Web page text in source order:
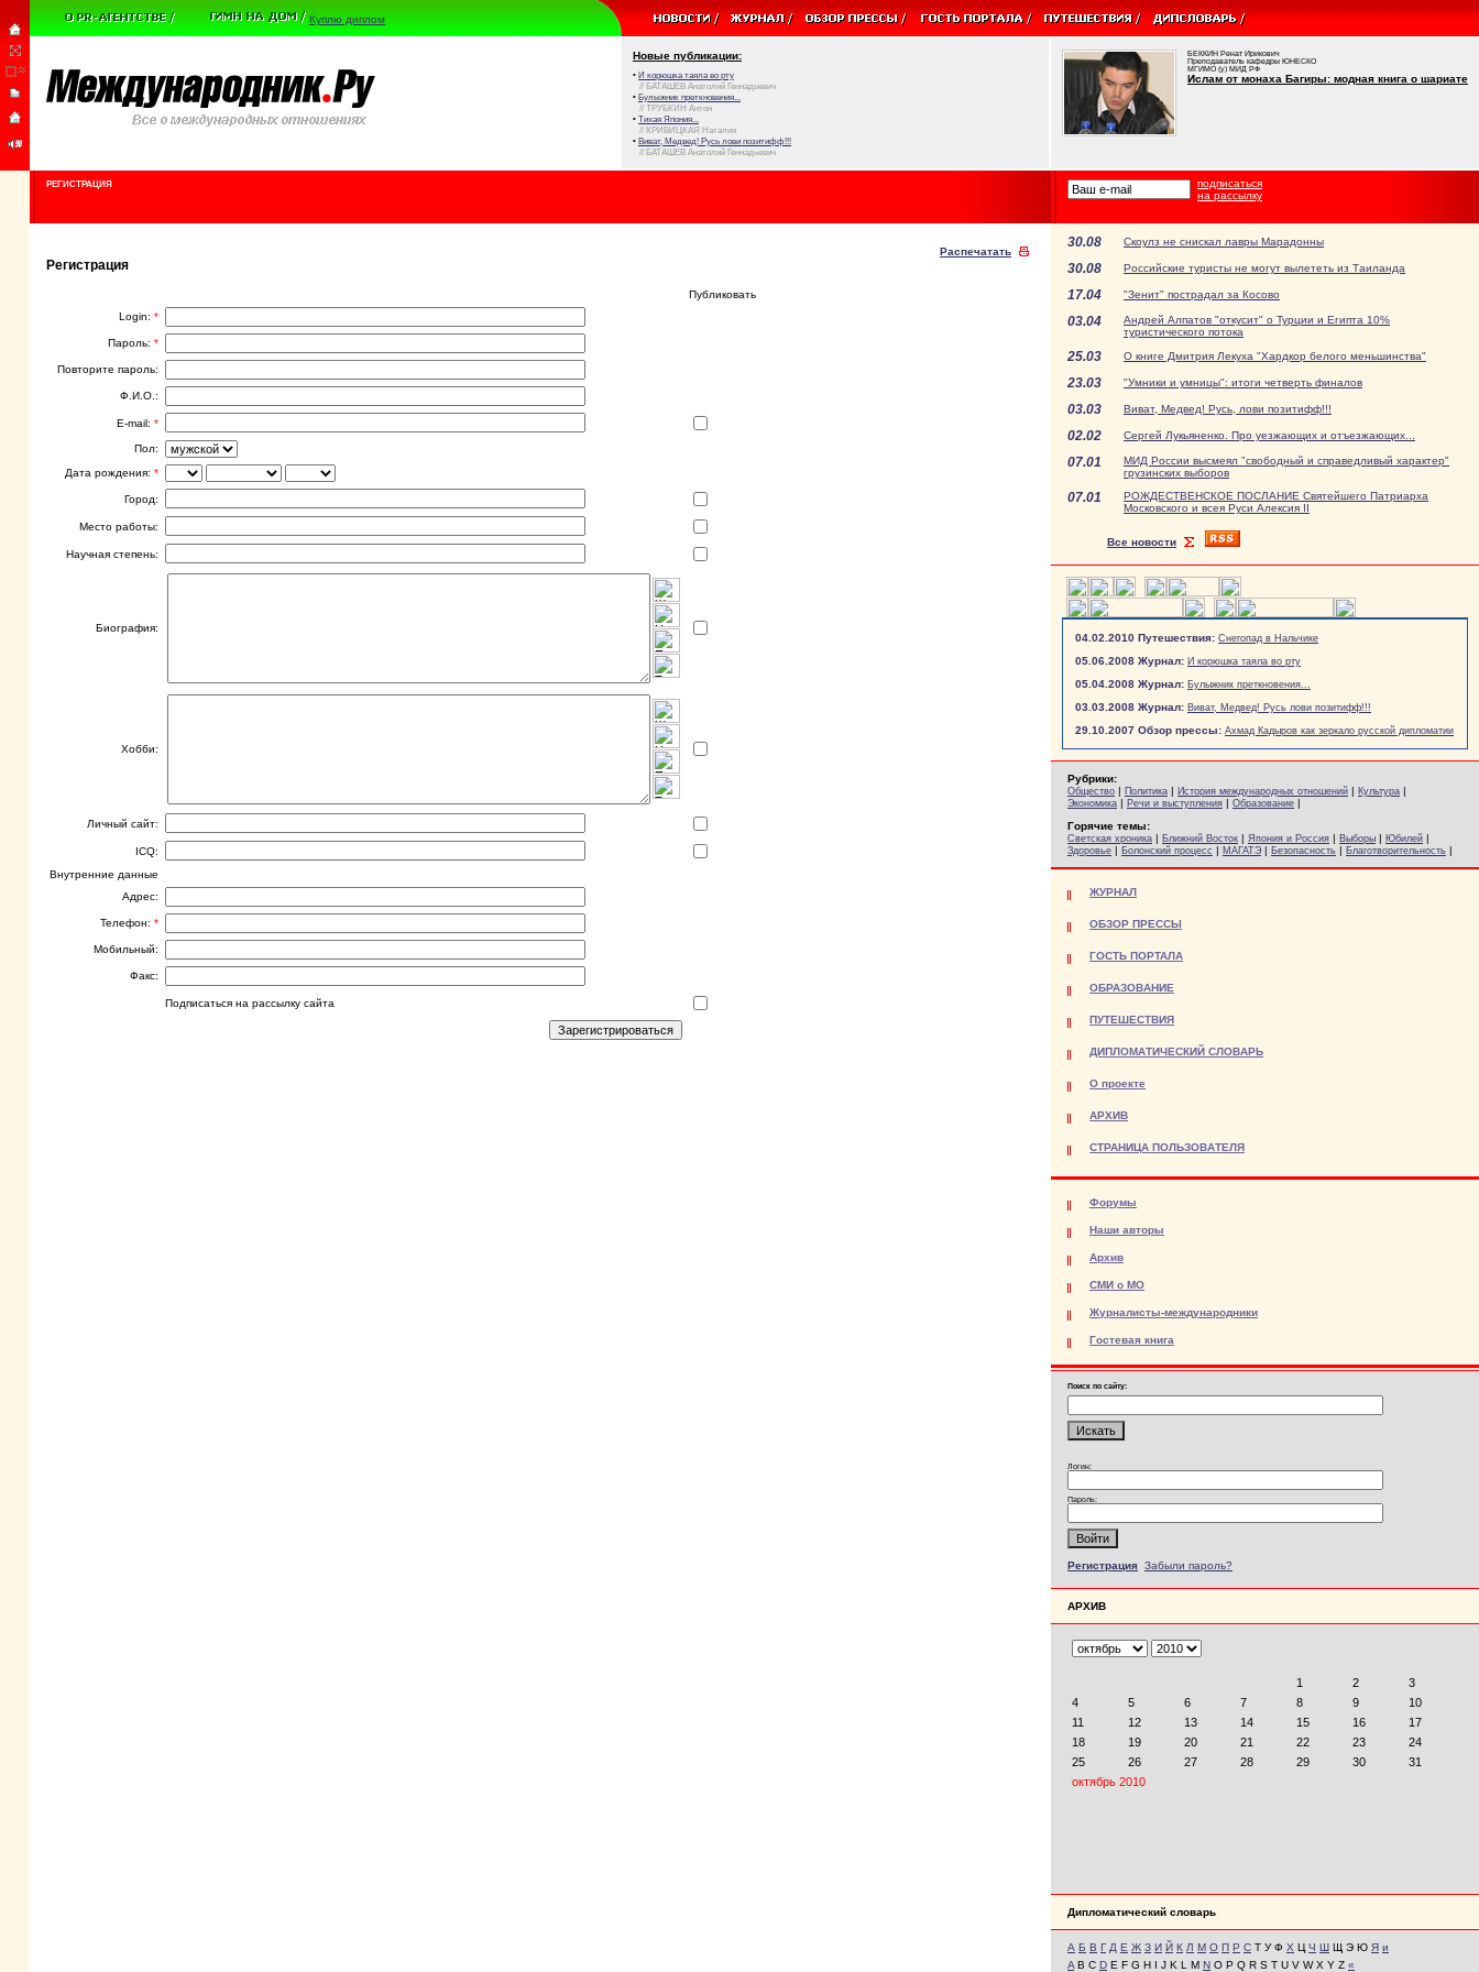
Куплю диплом
Новые публикации:
• И корюшка таяла во рту
// БАТАШЕВ Анатолий Геннадьевич
• Булыжник преткновения...
// ТРУБКИН Антон
• Тихая Япония...
// КРИВИЦКАЯ Наталия
• Виват, Медвед! Русь лови позитифф!!!
// БАТАШЕВ Анатолий Геннадьевич
БЕККИН Ренат Ирикович
Преподаватель кафедры ЮНЕСКО
МГИМО (у) МИД РФ
Ислам от монаха Багиры: модная книга о шариате
РЕГИСТРАЦИЯ
подписаться
на рассылку
Распечатать
Регистрация
Публиковать
Login: *
Пароль: *
Повторите пароль:
Ф.И.О.:
E-mail: *
Пол:
Дата рождения: *
Город:
Место работы:
Научная степень:
Биография:
Хобби:
Личный сайт:
ICQ:
Внутренние данные
Адрес:
Телефон: *
Мобильный:
Факс:
Подписаться на рассылку сайта
30.08 Скоулз не снискал лавры Марадонны
30.08 Российские туристы не могут вылететь из Таиланда
17.04 "Зенит" пострадал за Косово
03.04
Андрей Алпатов "откусит" о Турции и Египта 10%
туристического потока
25.03 О книге Дмитрия Лекуха "Хардкор белого меньшинства"
23.03 "Умники и умницы": итоги четверть финалов
03.03 Виват, Медвед! Русь, лови позитифф!!!
02.02 Сергей Лукьяненко. Про уезжающих и отъезжающих...
07.01
МИД России высмеял "свободный и справедливый характер"
грузинских выборов
07.01
РОЖДЕСТВЕНСКОЕ ПОСЛАНИЕ Святейшего Патриарха
Московского и всея Руси Алексия II
Все новости
04.02.2010 Путешествия: Снегопад в Нальчике
05.06.2008 Журнал: И корюшка таяла во рту
05.04.2008 Журнал: Булыжник преткновения...
03.03.2008 Журнал: Виват, Медвед! Русь лови позитифф!!!
29.10.2007 Обзор прессы: Ахмад Кадыров как зеркало русской дипломатии
Рубрики:
Общество | Политика | История международных отношений | Культура |
Экономика | Речи и выступления | Образование |
Горячие темы:
Светская хроника | Ближний Восток | Япония и Россия | Выборы | Юбилей |
Здоровье | Болонский процесс | МАГАТЭ | Безопасность | Благотворительность |
ЖУРНАЛ
ОБЗОР ПРЕССЫ
ГОСТЬ ПОРТАЛА
ОБРАЗОВАНИЕ
ПУТЕШЕСТВИЯ
ДИПЛОМАТИЧЕСКИЙ СЛОВАРЬ
О проекте
АРХИВ
СТРАНИЦА ПОЛЬЗОВАТЕЛЯ
Форумы
Наши авторы
Архив
СМИ о МО
Журналисты-международники
Гостевая книга
Поиск по сайту:
Логин:
Пароль:
Регистрация Забыли пароль?
АРХИВ
Дипломатический словарь
А Б В Г Д Е Ж З И Й К Л М О П Р С Т У Ф Х Ц Ч Ш Щ Э Ю Я и
A B C D E F G H I J K L M N O P Q R S T U V W X Y Z «